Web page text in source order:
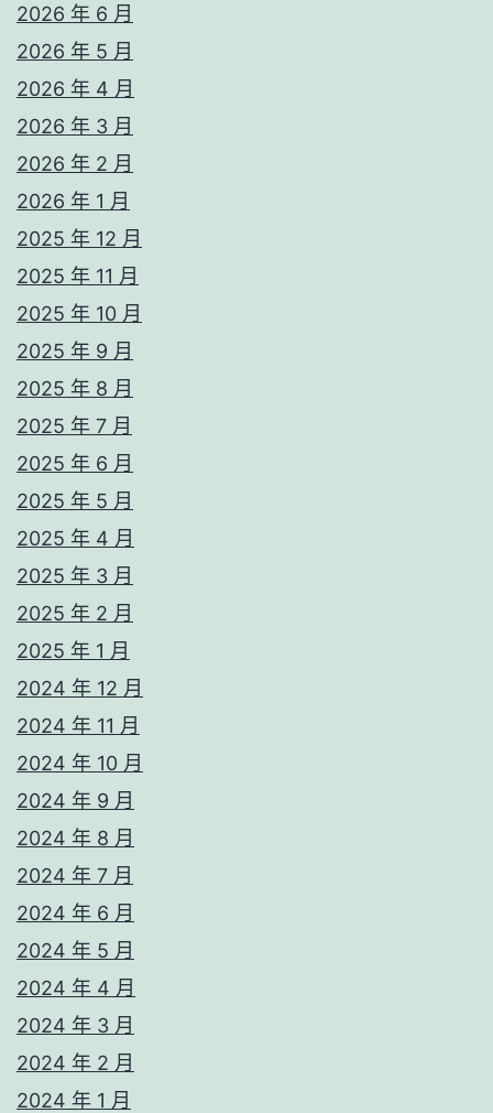
2026 年 6 月
2026 年 5 月
2026 年 4 月
2026 年 3 月
2026 年 2 月
2026 年 1 月
2025 年 12 月
2025 年 11 月
2025 年 10 月
2025 年 9 月
2025 年 8 月
2025 年 7 月
2025 年 6 月
2025 年 5 月
2025 年 4 月
2025 年 3 月
2025 年 2 月
2025 年 1 月
2024 年 12 月
2024 年 11 月
2024 年 10 月
2024 年 9 月
2024 年 8 月
2024 年 7 月
2024 年 6 月
2024 年 5 月
2024 年 4 月
2024 年 3 月
2024 年 2 月
2024 年 1 月